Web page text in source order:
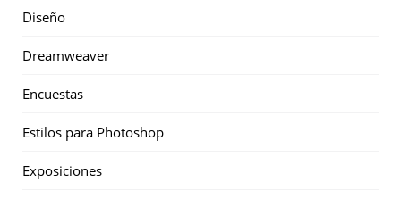
Diseño
Dreamweaver
Encuestas
Estilos para Photoshop
Exposiciones